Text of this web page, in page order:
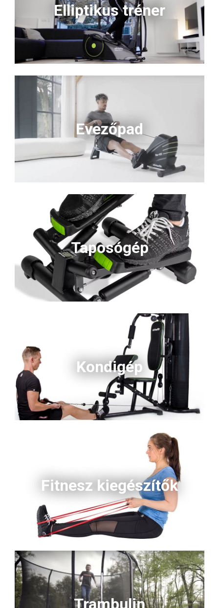
Elliptikus tréner
Evezőpad
Taposógép
Kondigép
Fitnesz kiegészítők
Trambulin